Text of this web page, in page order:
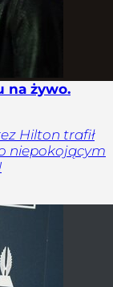
na żywo.
Hilton trafił
niepokojącym